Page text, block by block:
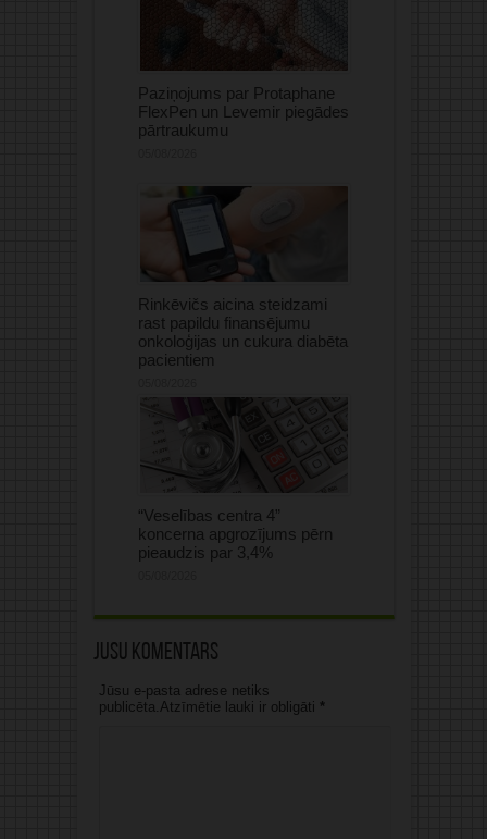
Paziņojums par Protaphane
FlexPen un Levemir piegādes
pārtraukumu
Rinkēvičs aicina steidzami
rast papildu finansējumu
onkoloģijas un cukura diabēta
pacientiem
“Veselības centra 4”
koncerna apgrozījums pērn
pieaudzis par 3,4%
Jūsu komentārs
Jūsu e-pasta adrese netiks
publicēta.Atzīmētie lauki ir obligāti *